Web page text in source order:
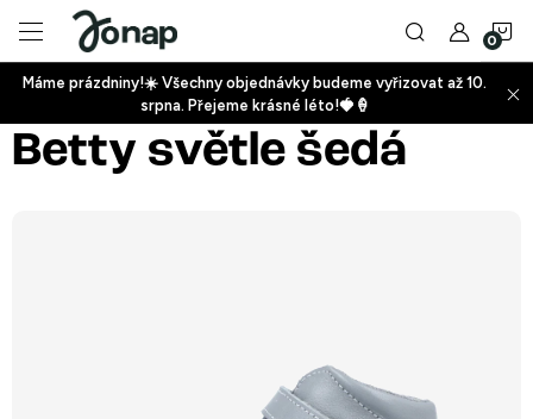
obsah
+
Máme prázdniny!☀️ Všechny objednávky budeme vyřizovat až 10.
srpna. Přejeme krásné léto!🍓🍦
Betty světle šedá